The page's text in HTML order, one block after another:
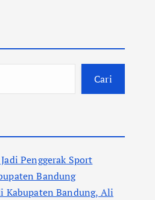
Cari
Penggerak Sport
Bandung
Kabupaten Bandung, Ali